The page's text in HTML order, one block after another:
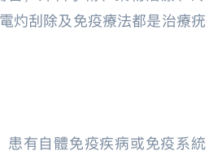
灼刮除及免疫療法都是治療疣
患有自體免疫疾病或免疫系統